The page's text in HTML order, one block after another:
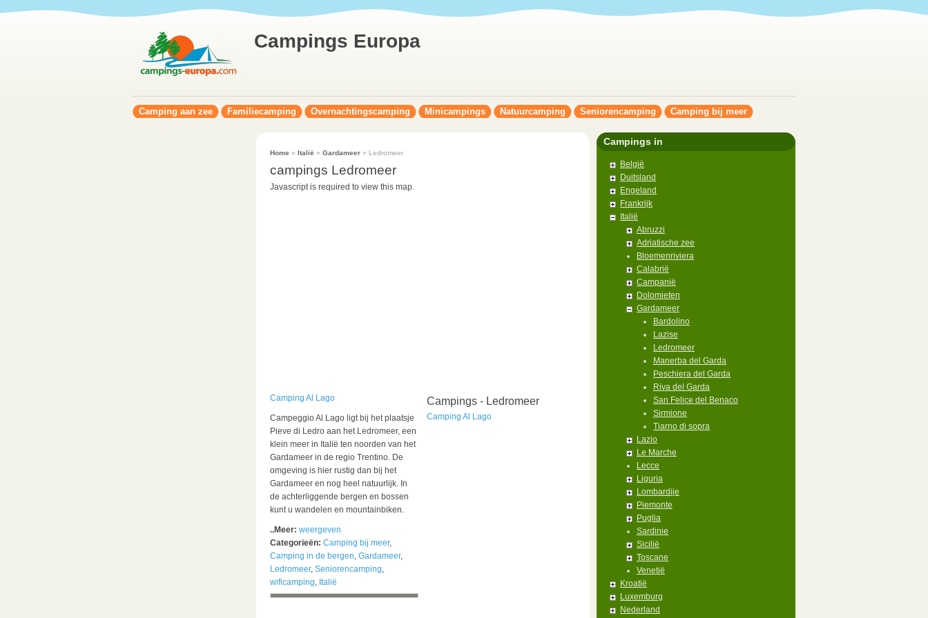
Campings Europa
Camping aan zee Familiecamping Overnachtingscamping Minicampings Natuurcamping Seniorencamping Camping bij meer
Home » Italië » Gardameer» Ledromeer
campings Ledromeer
Javascript is required to view this map.
Camping Al Lago
Campeggio Al Lago ligt bij het plaatsje
Pieve di Ledro aan het Ledromeer, een
klein meer in Italië ten noorden van het
Gardameer in de regio Trentino. De
omgeving is hier rustig dan bij het
Gardameer en nog heel natuurlijk. In
de achterliggende bergen en bossen
kunt u wandelen en mountainbiken.
..Meer: weergeven
Categorieën: Camping bij meer,
Camping in de bergen, Gardameer,
Ledromeer, Seniorencamping,
wificamping, Italië
Campings - Ledromeer
Camping Al Lago
Campings in
België
Duitsland
Engeland
Frankrijk
Italië
Abruzzi
Adriatische zee
Bloemenriviera
Calabrië
Campanië
Dolomieten
Gardameer
Bardolino
Lazise
Ledromeer
Manerba del Garda
Peschiera del Garda
Riva del Garda
San Felice del Benaco
Sirmione
Tiarno di sopra
Lazio
Le Marche
Lecce
Liguria
Lombardije
Piemonte
Puglia
Sardinie
Sicilië
Toscane
Venetië
Kroatië
Luxemburg
Nederland